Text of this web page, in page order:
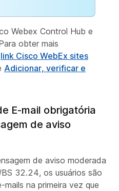
Webex Control Hub e
obter mais
link Cisco WebEx sites
Adicionar, verificar e
E-mail obrigatória
de aviso
de aviso moderada
32.24, os usuários são
na primeira vez que